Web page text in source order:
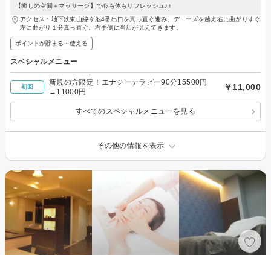
【癒しの空間＋マッサージ】で心も体もリフレッシュ♪♪
アクセス：地下鉄東山線今池4番出口を真っ直ぐ進み、デニーズを越え右に曲がりすぐ
左に曲がり１分真っ直ぐ。右手側に当店が見えてきます。
ポイントが貯まる・使える
スペシャルメニュー
初回
新規の方限定！エナジーテラピー90分15500円
→11000円
￥11,000
すべてのスペシャルメニューを見る
その他の情報を表示